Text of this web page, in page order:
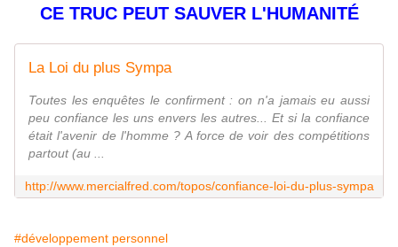
CE TRUC PEUT SAUVER L'HUMANITÉ
La Loi du plus Sympa
Toutes les enquêtes le confirment : on n'a jamais eu aussi
peu confiance les uns envers les autres... Et si la confiance
était l'avenir de l'homme ? A force de voir des compétitions
partout (au ...
http://www.mercialfred.com/topos/confiance-loi-du-plus-sympa
#développement personnel